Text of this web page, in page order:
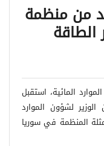
من منظمة
الطاقة
المائية، استقبل
لشؤون الموارد
المنظمة في سوريا